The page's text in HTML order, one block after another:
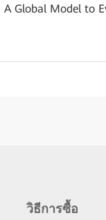
A Global Model to
วิธีการซื้อ